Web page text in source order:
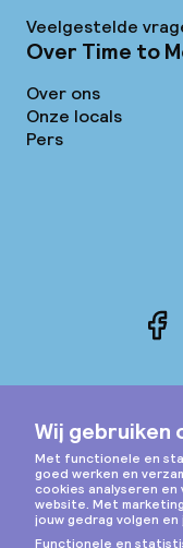
Veelgestelde
Over Time to
Over ons
Onze locals
Pers